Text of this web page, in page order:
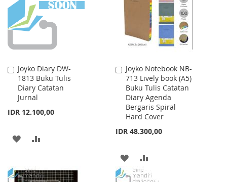
LIST
Joyko Diary DW-
1813 Buku Tulis
Diary Catatan
Jurnal
IDR 12.100,00
Add
to
Cart
ADD
WISHCOMPARE
Joyko Notebook NB-
713 Lively book (A5)
Buku Tulis Catatan
Diary Agenda
Bergaris Spiral
Hard Cover
IDR 48.300,00
Add
to
Cart
ADD
TO
TO